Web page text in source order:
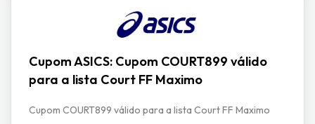
Cupom ASICS: Cupom COURT899 válido
para a lista Court FF Maximo
Cupom COURT899 válido para a lista Court FF Maximo